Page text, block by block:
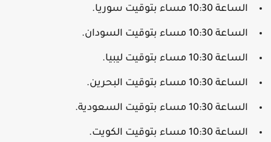
الساعة 10:30 مساء بتوقيت سوريا.
الساعة 10:30 مساء بتوقيت السودان.
الساعة 10:30 مساء بتوقيت ليبيا.
الساعة 10:30 مساء بتوقيت البحرين.
الساعة 10:30 مساء بتوقيت السعودية.
الساعة 10:30 مساء بتوقيت الكويت.